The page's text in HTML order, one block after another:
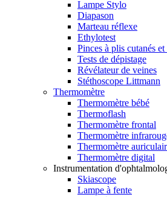
Lampe Stylo
Diapason
Marteau réflexe
Ethylotest
Pinces à plis cutanés
Tests de dépistage
Révélateur de veines
Stéthoscope Littmann
Thermomètre
Thermomètre bébé
Thermoflash
Thermomètre frontal
Thermomètre
Thermomètre
Thermomètre digital
Instrumentation
Skiascope
Lampe à fente